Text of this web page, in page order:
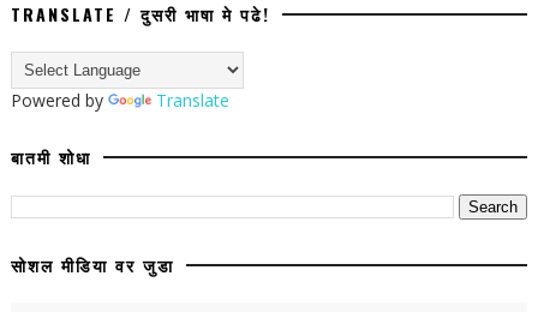
TRANSLATE / दुसरी भाषा मे पढे!
Powered by Translate
बातमी शोधा
सोशल मीडिया वर जुडा